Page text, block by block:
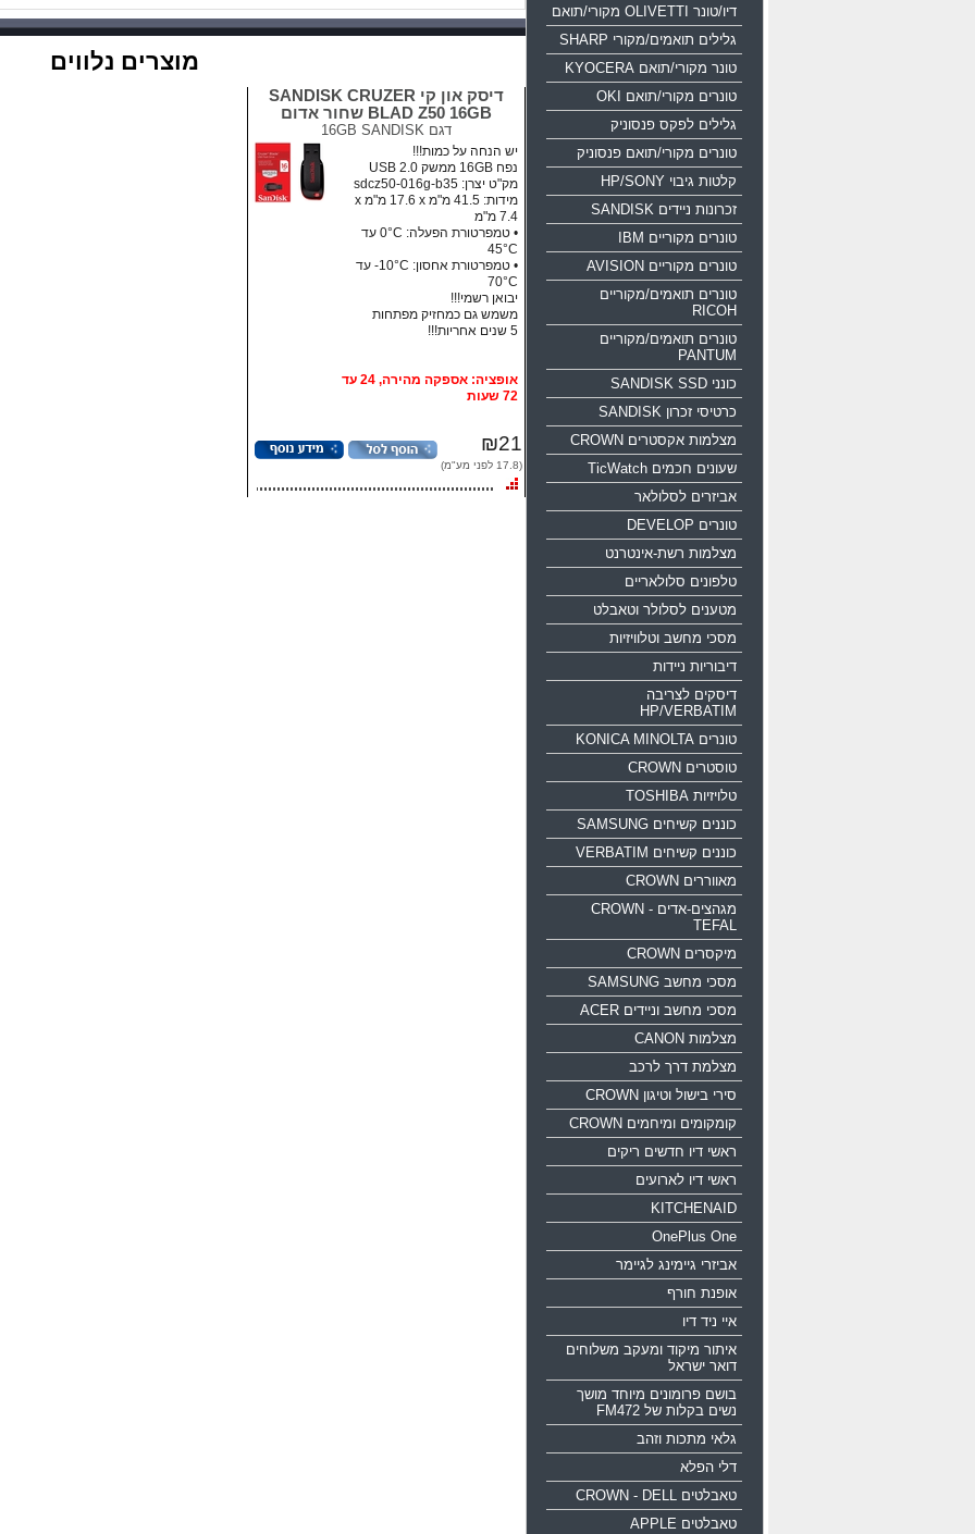
מוצרים נלווים
דיסק און קי SANDISK CRUZER
BLAD Z50 16GB שחור אדום
דגם16GB SANDISK
יש הנחה על כמות!!!
נפח 16GB ממשק USB 2.0
מק"ט יצרן: sdcz50-016g-b35
מידות: ‏41.5 מ"מ x ‏17.6 מ"מ x
‏7.4 מ"מ
• טמפרטורת הפעלה: ‏0°C עד
45°C
• טמפרטורת אחסון:‏ 10°C- עד
70°C
יבואן רשמי!!!
משמש גם כמחזיק מפתחות
5 שנים אחריות!!!
אופציה: אספקה מהירה, 24 עד
72 שעות
₪21
(17.8 לפני מע"מ)
דיו/טונר OLIVETTI מקורי/תואם
גלילים תואמים/מקורי SHARP
טונר מקורי/תואם KYOCERA
טונרים מקורי/תואם OKI
גלילים לפקס פנסוניק
טונרים מקורי/תואם פנסוניק
קלטות גיבוי HP/SONY
זכרונות ניידים SANDISK
טונרים מקוריים IBM
טונרים מקוריים AVISION
טונרים תואמים/מקוריים
RICOH
טונרים תואמים/מקוריים
PANTUM
כונני SANDISK SSD
כרטיסי זכרון SANDISK
מצלמות אקסטרים CROWN
שעונים חכמים TicWatch
אביזרים לסלולאר
טונרים DEVELOP
מצלמות רשת-אינטרנט
טלפונים סלולאריים
מטענים לסלולר וטאבלט
מסכי מחשב וטלוויזיות
דיבוריות ניידות
דיסקים לצריבה
HP/VERBATIM
טונרים KONICA MINOLTA
טוסטרים CROWN
טלויזיות TOSHIBA
כוננים קשיחים SAMSUNG
כוננים קשיחים VERBATIM
מאווררים CROWN
מגהצים-אדים CROWN -
TEFAL
מיקסרים CROWN
מסכי מחשב SAMSUNG
מסכי מחשב וניידים ACER
מצלמות CANON
מצלמת דרך לרכב
סירי בישול וטיגון CROWN
קומקומים ומיחמים CROWN
ראשי דיו חדשים ריקים
ראשי דיו לארועים
KITCHENAID
OnePlus One
אביזרי גיימינג לגיימר
אופנת חורף
איי ניד דיו
איתור מיקוד ומעקב משלוחים
דואר ישראל
בושם פרומונים מיוחד מושך
נשים בקלות של FM472
גלאי מתכות וזהב
דלי הפלא
טאבלטים CROWN - DELL
טאבלטים APPLE